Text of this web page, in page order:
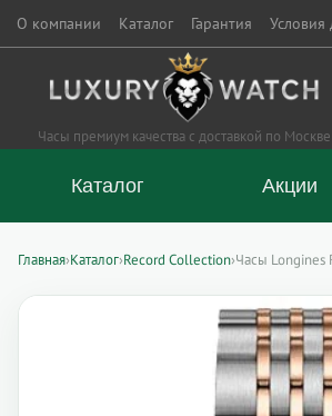
О компании Каталог Гарантия Условия
Часы премиум качества с доставкой по Москве
Каталог Акции
Главная›Каталог›Record Collection›Часы Longines